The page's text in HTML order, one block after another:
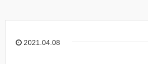
2021.04.08